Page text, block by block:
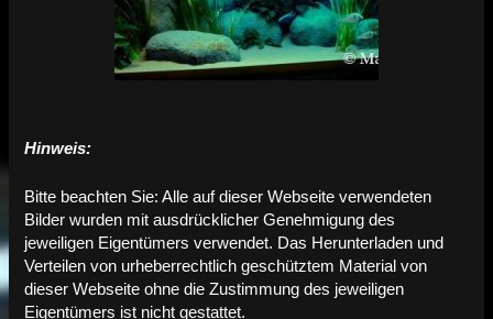
Hinweis:
Bitte beachten Sie: Alle auf dieser Webseite verwendeten
Bilder wurden mit ausdrücklicher Genehmigung des
jeweiligen Eigentümers verwendet. Das Herunterladen und
Verteilen von urheberrechtlich geschütztem Material von
dieser Webseite ohne die Zustimmung des jeweiligen
Eigentümers ist nicht gestattet.